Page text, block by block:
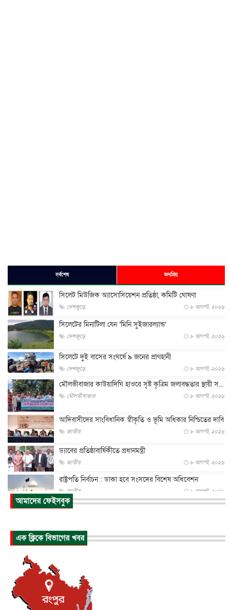
সর্বশেষ জনপ্রিয়
সিলেট মিউজিক অ্যাসোসিয়েশন প্রতিষ্ঠা, কমিটি ঘোষণা
দেশজুড়ে ৮ আগস্ট, ২০২৬
সিলেটের মিনাটিলা যেন ‘মিনি সুইজারল্যান্ড’
দেশজুড়ে ৮ আগস্ট, ২০২৬
সিলেটে দুই বাসের সংঘর্ষে ৯ জনের প্রাণহানী
দেশজুড়ে ৮ আগস্ট, ২০২৬
মৌলভীবাজার কাউয়াদিঘি হাওরে সৃষ্ট কৃত্রিম জলাবদ্ধতার স্থায়ী স...
মৌলভীবাজার ৮ আগস্ট, ২০২৬
আদিবাসীদের সাংবিধানিক স্বীকৃতি ও ভূমি অধিকার নিশ্চিতের দাবি
জাতীয় ৮ আগস্ট, ২০২৬
ড্যাবের প্রতিষ্ঠাবার্ষিকীতে প্রধানমন্ত্রী
জাতীয় ৮ আগস্ট, ২০২৬
রাষ্ট্রপতি নির্বাচন : ডাকা হবে সংসদের বিশেষ অধিবেশন
জাতীয় ৮ আগস্ট, ২০২৬
প্রধানমন্ত্রীর সঙ্গে সাক্ষাতে খুদে শিল্পী অনুশ্রী রায়ের স্বপ...
পাকিস্তান-তুরস্কের সঙ্গে প্রতিরক্ষা চুক্তি সৌদি আরবকে কতটা ন...
যুক্তরাজ্যে গ্রুমিং কেলেঙ্কারি : পাকিস্তানির অপরাধে অস্বস্তি...
আন্তর্জাতিক
বিরোধ কাটিয়ে কূটনৈতিক সম্পর্ক পুনঃস্থাপন করছে মেক্সিকো ও
আমাদের ফেইসবুক
এক ক্লিকে বিভাগের খবর